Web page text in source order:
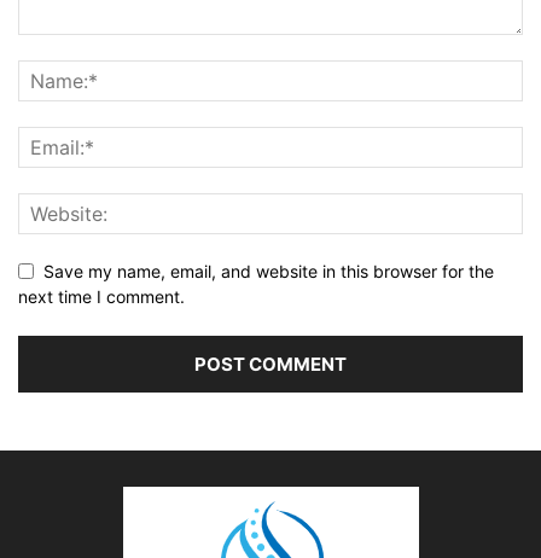
Save my name, email, and website in this browser for the
next time I comment.